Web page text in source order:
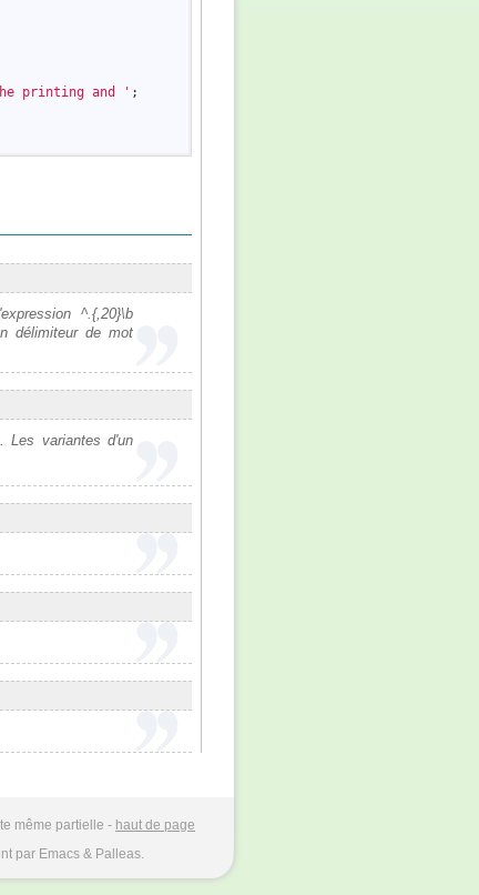
printing and ' ;
^.{,20}\b
délimiteur de mot
Les variantes d'un
même partielle - haut de page
par Emacs & Palleas.